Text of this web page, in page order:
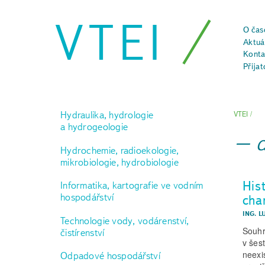
VTEI
O
Hydraulika, hydrologie
a hydrogeologie
Hydrochemie, radioekologie,
mikrobiologie, hydrobiologie
Informatika, kartografie ve vodním
hospodářství
Technologie vody, vodárenství,
čistírenství
Odpadové hospodářství
VTEI /
ING.
v